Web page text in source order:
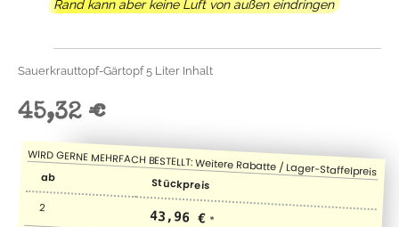
Rand kann aber keine Luft von außen eindringen
Sauerkrauttopf-Gärtopf 5 Liter Inhalt
45,32 €
ab Stückpreis
2
43,96 € *